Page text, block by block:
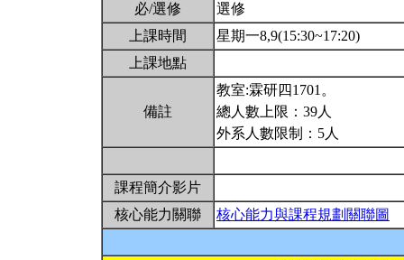
必/選修
選修
上課時間
星期一8,9(15:30~17:20)
上課地點
備註
教室:霖研四1701。
總人數上限：39人
外系人數限制：5人
課程簡介影片
核心能力關聯
核心能力與課程規劃關聯圖